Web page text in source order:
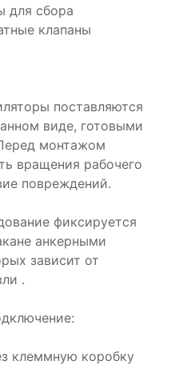
для сбора
клапаны
поставляются
виде, готовыми
монтажом
вращения рабочего
повреждений.
фиксируется
анкерными
зависит от
.
клеммную коробку